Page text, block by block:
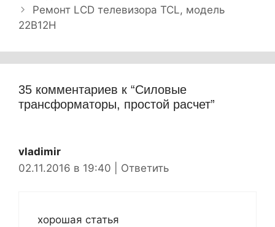
б
р
к
а
в
г
ц
и
а
п
Ремонт LCD телевизора TCL, модель
22B12H
35 комментариев к “Силовые
трансформаторы, простой расчет”
vladimir
02.11.2016 в 19:40
Ответить
хорошая статья